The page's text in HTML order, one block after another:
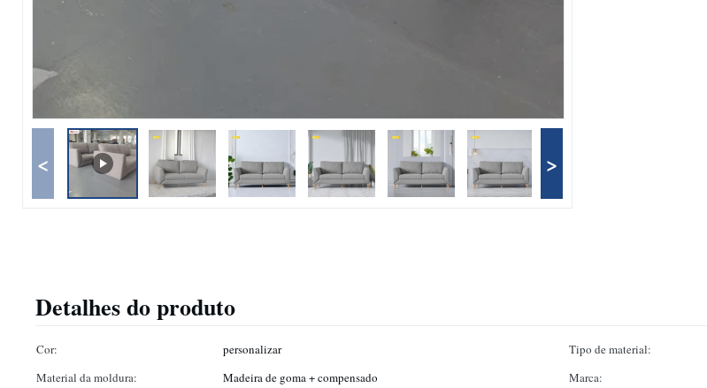
< >
Detalhes do produto
Cor: personalizar Tipo de material:
Material da moldura:
Madeira de goma + compensado Marca: